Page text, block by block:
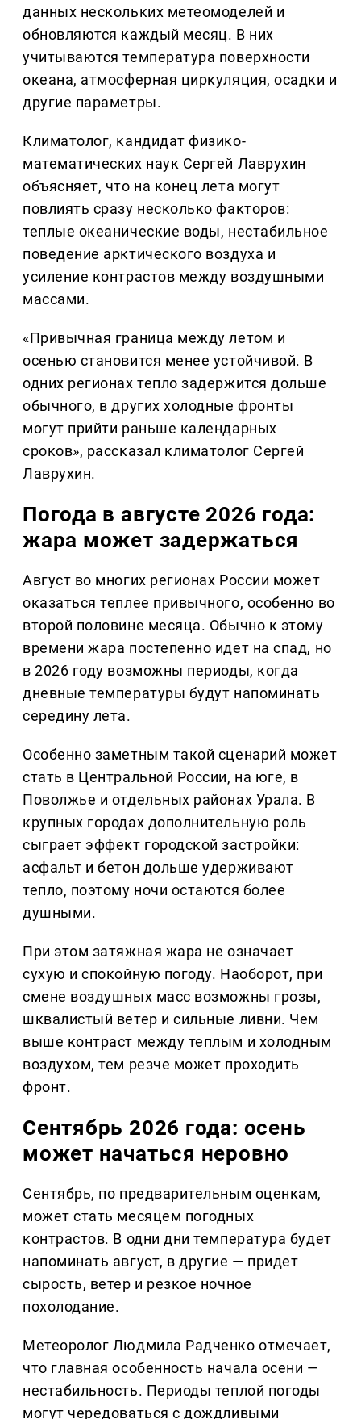
данных нескольких метеомоделей и
обновляются каждый месяц. В них
учитываются температура поверхности
океана, атмосферная циркуляция, осадки и
другие параметры.
Климатолог, кандидат физико-
математических наук Сергей Лаврухин
объясняет, что на конец лета могут
повлиять сразу несколько факторов:
теплые океанические воды, нестабильное
поведение арктического воздуха и
усиление контрастов между воздушными
массами.
«Привычная граница между летом и
осенью становится менее устойчивой. В
одних регионах тепло задержится дольше
обычного, в других холодные фронты
могут прийти раньше календарных
сроков», рассказал климатолог Сергей
Лаврухин.
Погода в августе 2026 года:
жара может задержаться
Август во многих регионах России может
оказаться теплее привычного, особенно во
второй половине месяца. Обычно к этому
времени жара постепенно идет на спад, но
в 2026 году возможны периоды, когда
дневные температуры будут напоминать
середину лета.
Особенно заметным такой сценарий может
стать в Центральной России, на юге, в
Поволжье и отдельных районах Урала. В
крупных городах дополнительную роль
сыграет эффект городской застройки:
асфальт и бетон дольше удерживают
тепло, поэтому ночи остаются более
душными.
При этом затяжная жара не означает
сухую и спокойную погоду. Наоборот, при
смене воздушных масс возможны грозы,
шквалистый ветер и сильные ливни. Чем
выше контраст между теплым и холодным
воздухом, тем резче может проходить
фронт.
Сентябрь 2026 года: осень
может начаться неровно
Сентябрь, по предварительным оценкам,
может стать месяцем погодных
контрастов. В одни дни температура будет
напоминать август, в другие — придет
сырость, ветер и резкое ночное
похолодание.
Метеоролог Людмила Радченко отмечает,
что главная особенность начала осени —
нестабильность. Периоды теплой погоды
могут чередоваться с дождливыми